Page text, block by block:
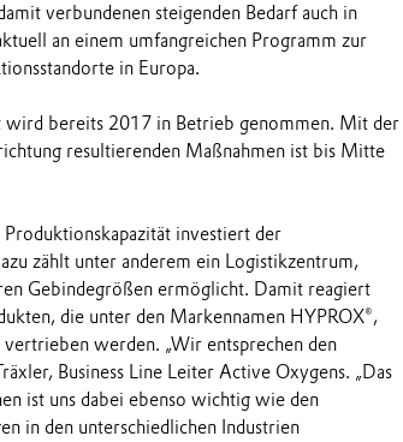
verbundenen steigenden Bedarf auch in
an einem umfangreichen Programm zur
in Europa.
bereits 2017 in Betrieb genommen. Mit der
resultierenden Maßnahmen ist bis Mitte
investiert der
zählt unter anderem ein Logistikzentrum,
Gebindegrößen ermöglicht. Damit reagiert
die unter den Markennamen HYPROX®,
werden. „Wir entsprechen den
Business Line Leiter Active Oxygens. „Das
ist uns dabei ebenso wichtig wie den
in den unterschiedlichen Industrien